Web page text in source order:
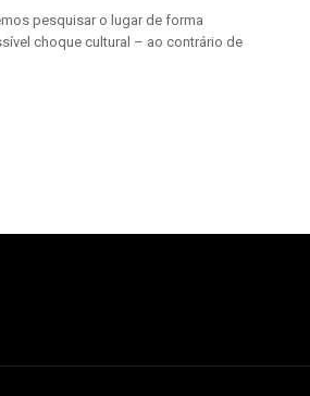
pesquisar o lugar de forma
choque cultural – ao contrário de